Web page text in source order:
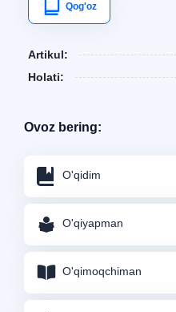
Qog'oz
Artikul:
Holati:
Ovoz bering:
O'qidim
O'qiyapman
O'qimoqchiman